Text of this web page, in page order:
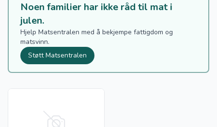
Noen familier har ikke råd til mat i
julen.
Hjelp Matsentralen med å bekjempe fattigdom og
matsvinn.
Støtt Matsentralen